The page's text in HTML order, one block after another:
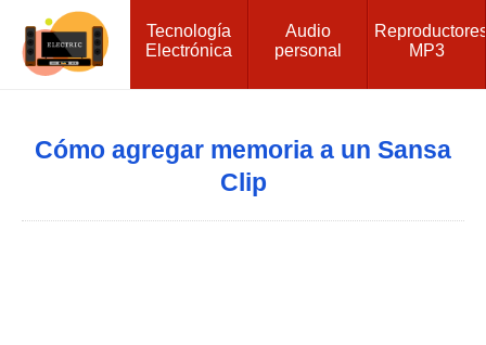
Tecnología
Electrónica
Audio
personal
MP3
Cómo agregar memoria a un Sansa
Clip